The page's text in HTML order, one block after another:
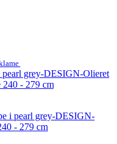
i pearl grey-DESIGN-
- 279 cm